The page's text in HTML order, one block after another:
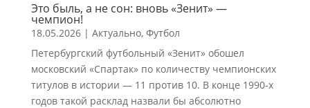
Это быль, а не сон: вновь «Зенит» —
чемпион!
18.05.2026| Актуально, Футбол
Петербургский футбольный «Зенит» обошел
московский «Спартак» по количеству чемпионских
титулов в истории — 11 против 10. В конце 1990-х
годов такой расклад назвали бы абсолютно